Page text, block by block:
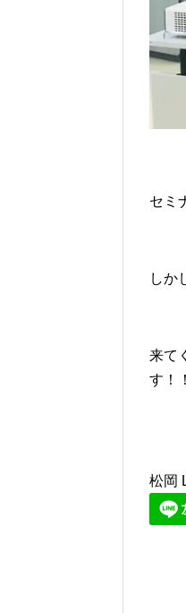
セミ
しか
来て
す！！
松岡